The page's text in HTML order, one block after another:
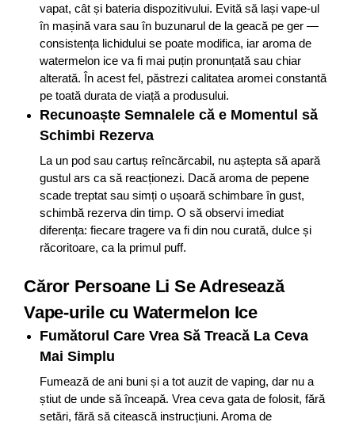
vapat, cât și bateria dispozitivului. Evită să lași vape-ul
în mașină vara sau în buzunarul de la geacă pe ger —
consistența lichidului se poate modifica, iar aroma de
watermelon ice va fi mai puțin pronunțată sau chiar
alterată. În acest fel, păstrezi calitatea aromei constantă
pe toată durata de viață a produsului.
Recunoaște Semnalele că e Momentul să
Schimbi Rezerva
La un pod sau cartuș reîncărcabil, nu aștepta să apară
gustul ars ca să reacționezi. Dacă aroma de pepene
scade treptat sau simți o ușoară schimbare în gust,
schimbă rezerva din timp. O să observi imediat
diferența: fiecare tragere va fi din nou curată, dulce și
răcoritoare, ca la primul puff.
Căror Persoane Li Se Adresează
Vape-urile cu Watermelon Ice
Fumătorul Care Vrea Să Treacă La Ceva
Mai Simplu
Fumează de ani buni și a tot auzit de vaping, dar nu a
știut de unde să înceapă. Vrea ceva gata de folosit, fără
setări, fără să citească instrucțiuni. Aroma de